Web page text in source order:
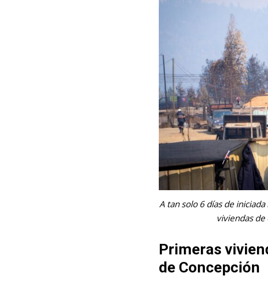
A tan solo 6 días de
viviendas
Primeras
de Concepción